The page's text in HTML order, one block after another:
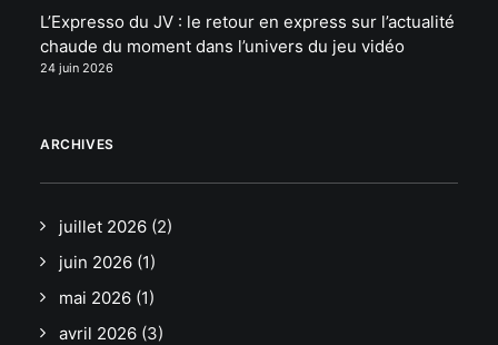
L’Expresso du JV : le retour en express sur l’actualité
chaude du moment dans l’univers du jeu vidéo
24 juin 2026
ARCHIVES
juillet 2026 (2)
juin 2026 (1)
mai 2026 (1)
avril 2026 (3)